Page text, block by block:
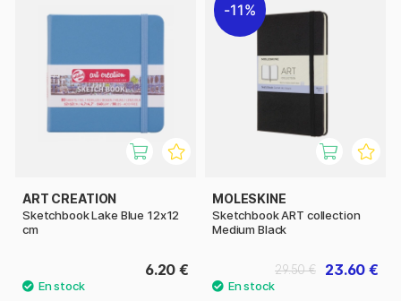
ART CREATION
Sketchbook Lake Blue 12x12
cm
6.20 €
11%
MOLESKINE
Sketchbook ART collection
Medium Black
23.60 €
29.50 €